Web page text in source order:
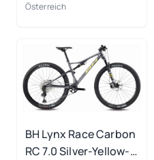
Österreich
BH Lynx Race Carbon
RC 7.0 Silver-Yellow-